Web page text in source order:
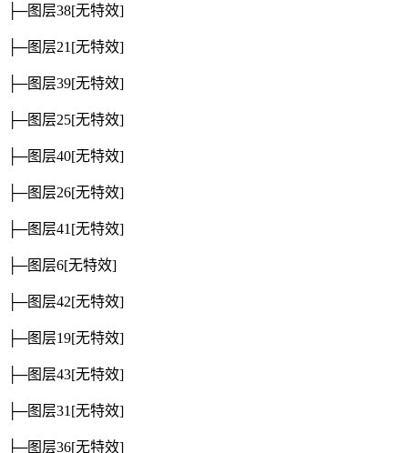
├─图层38[无特效]
├─图层21 [无特效]
├─图层39[无特效]
├─图层25[无特效]
├─图层40[无特效]
├─图层26[无特效]
├─图层41 [无特效]
├─图层6[无特效]
├─图层42[无特效]
├─图层19[无特效]
├─图层43[无特效]
├─图层31 [无特效]
├─图层36[无特效]